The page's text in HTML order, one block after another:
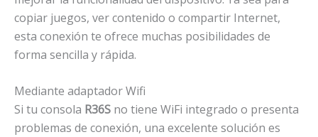
copiar juegos, ver contenido o compartir Internet,
esta conexión te ofrece muchas posibilidades de
forma sencilla y rápida.
Mediante adaptador Wifi
Si tu consola R36S no tiene WiFi integrado o presenta
problemas de conexión, una excelente solución es